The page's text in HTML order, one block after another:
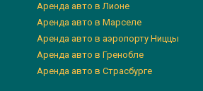
Аренда авто в Лионе
Аренда авто в Марселе
Аренда авто в аэропорту Ниццы
Аренда авто в Гренобле
Аренда авто в Страсбурге